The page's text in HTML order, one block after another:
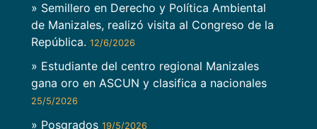
» Semillero en Derecho y Política Ambiental
de Manizales, realizó visita al Congreso de la
República. 12/6/2026
» Estudiante del centro regional Manizales
gana oro en ASCUN y clasifica a nacionales
25/5/2026
» Posgrados 19/5/2026